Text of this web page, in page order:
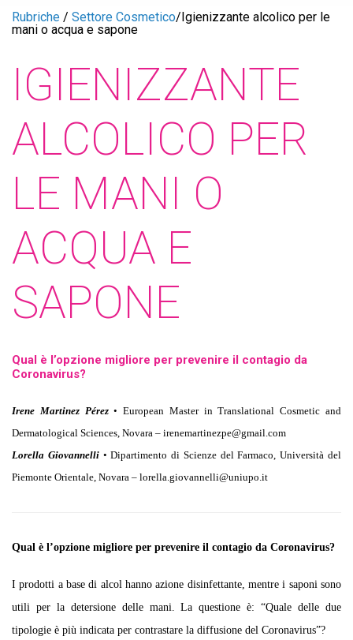
Rubriche / Settore Cosmetico/Igienizzante alcolico per le
mani o acqua e sapone
IGIENIZZANTE
ALCOLICO PER
LE MANI O
ACQUA E
SAPONE
Qual è l’opzione migliore per prevenire il contagio da
Coronavirus?
Irene Martinez Pérez• European Master in Translational Cosmetic and
Dermatological Sciences, Novara – irenemartinezpe@gmail.com
Lorella Giovannelli• Dipartimento di Scienze del Farmaco, Università del
Piemonte Orientale, Novara – lorella.giovannelli@uniupo.it
Qual è l’opzione migliore per prevenire il contagio da Coronavirus?
I prodotti a base di alcol hanno azione disinfettante, mentre i saponi sono
utili per la detersione delle mani. La questione è: “Quale delle due
tipologie è più indicata per contrastare la diffusione del Coronavirus”?